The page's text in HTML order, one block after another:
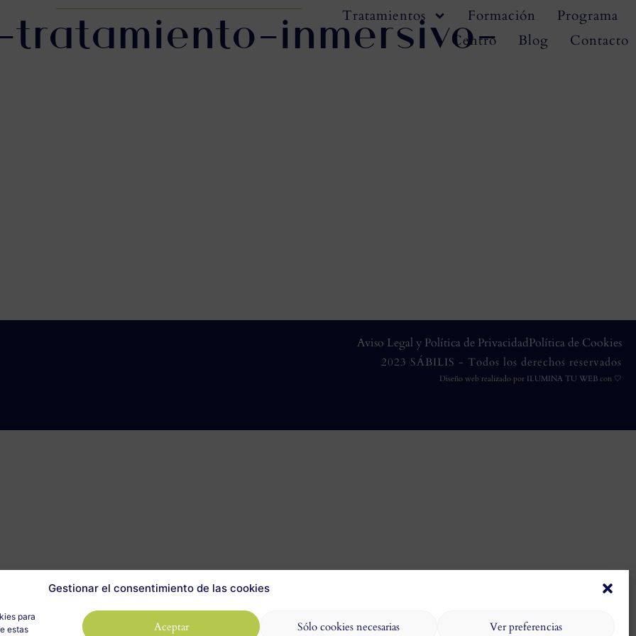
Gestionar el consentimiento de las cookies
para
estas
Aceptar Sólo cookies necesarias Ver preferencias
Tratamientos Formación
Programa
Centro
Blog Contacto
inmersivo-
Aviso Legal y Política de PrivacidadPolítica de Cookies
2023 SÁBILIS - Todos los derechos reservados
Diseño web realizado por ILUMINA TU WEBcon 🤍